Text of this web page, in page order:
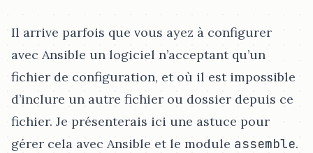
Il arrive parfois que vous ayez à configurer
avec Ansible un logiciel n’acceptant qu’un
fichier de configuration, et où il est impossible
d’inclure un autre fichier ou dossier depuis ce
fichier. Je présenterais ici une astuce pour
gérer cela avec Ansible et le module assemble.